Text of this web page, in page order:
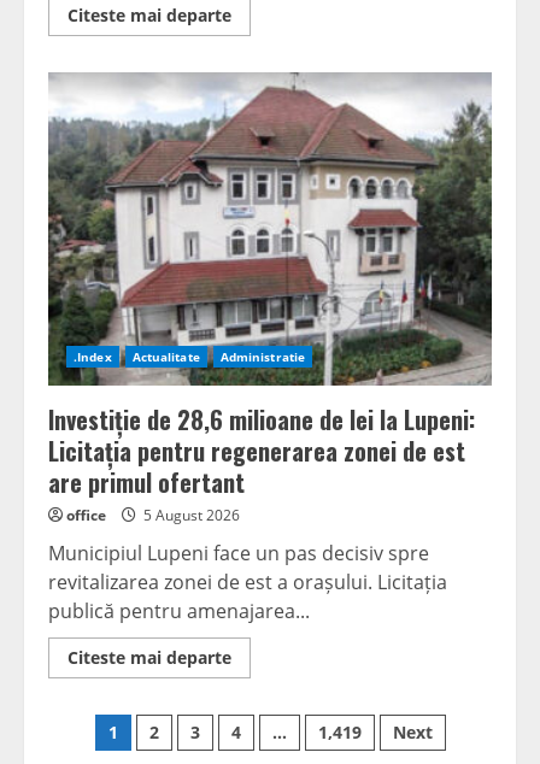
Citeste mai departeRead
more
Intotero:
„Energia
României
și
viitorul
comunităților
miniere
nu
sunt
negociabile”
.Index Actualitate Administratie
Investiție de 28,6 milioane de lei la Lupeni:
Licitația pentru regenerarea zonei de est
are primul ofertant
office 5 August 2026
Municipiul Lupeni face un pas decisiv spre
revitalizarea zonei de est a orașului. Licitația
publică pentru amenajarea...
Citeste mai departeRead
more
de
28,6
milioane
Posts
1 2 3 4 … 1,419 Next